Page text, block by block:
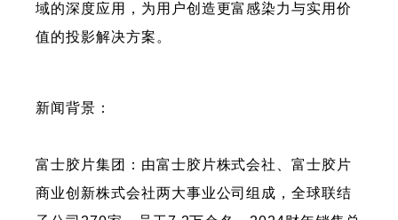
域的深度应用，为用户创造更富感染力与实用价
值的投影解决方案。
新闻背景：
富士胶片集团：由富士胶片株式会社、富士胶片
商业创新株式会社两大事业公司组成，全球联结